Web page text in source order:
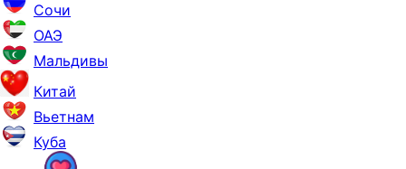
Сочи
ОАЭ
Мальдивы
Китай
Вьетнам
Куба